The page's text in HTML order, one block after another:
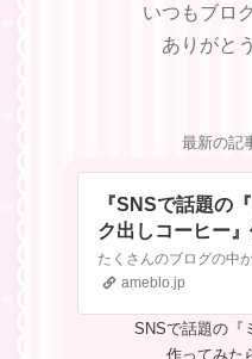
いつもブロ
ありがと
最新の記
『SNSで話題の
ク出しコーヒー
てみた結果！』
ameblo.jp
SNSで話題の『
作ってみた